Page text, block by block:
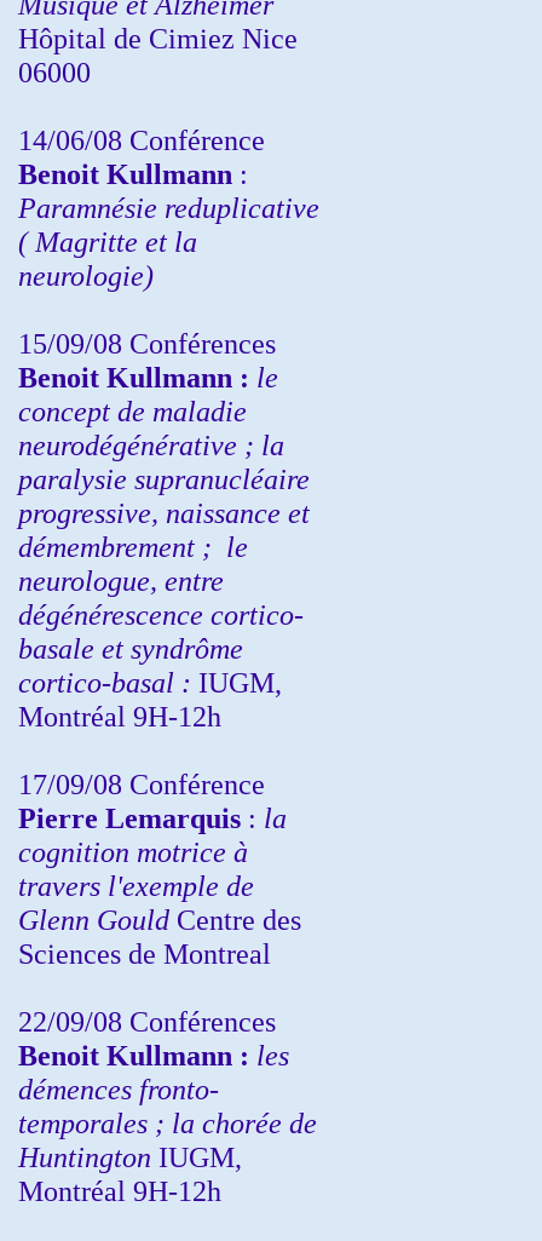
Hôpital de Cimiez Nice
06000
14/06/08 Conférence
Benoit Kullmann :
Paramnésie reduplicative
( Magritte et la
neurologie)
15/09/08 Conférences
Benoit Kullmann : le
concept de maladie
neurodégénérative ; la
paralysie supranucléaire
progressive, naissance et
démembrement ; le
neurologue, entre
dégénérescence cortico-
basale et syndrôme
cortico-basal : IUGM,
Montréal 9H-12h
17/09/08 Conférence
Pierre Lemarquis : la
cognition motrice à
travers l'exemple de
Glenn Gould Centre des
Sciences de Montreal
22/09/08 Conférences
Benoit Kullmann : les
démences fronto-
temporales ; la chorée de
Huntington IUGM,
Montréal 9H-12h